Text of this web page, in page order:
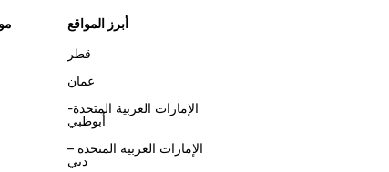
أبرز المواقع
قطر
عمان
الإمارات العربية المتحدة-
أبوظبي
الإمارات العربية المتحدة –
دبي